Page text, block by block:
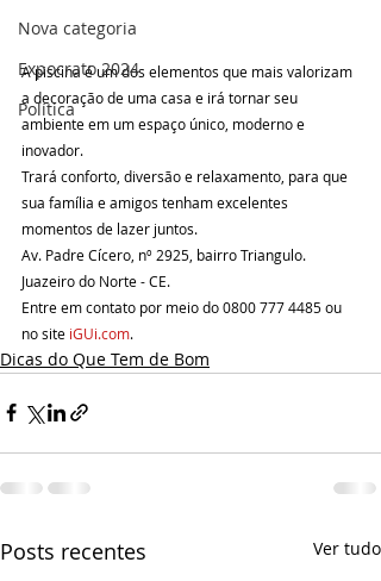
Nova categoria
Expocrato 2024
Política
A piscina é um dos elementos que mais valorizam
a decoração de uma casa e irá tornar seu
ambiente em um espaço único, moderno e
inovador.
Trará conforto, diversão e relaxamento, para que
sua família e amigos tenham excelentes
momentos de lazer juntos.
Av. Padre Cícero, nº 2925, bairro Triangulo.
Juazeiro do Norte - CE.
Entre em contato por meio do 0800 777 4485 ou
no site iGUi.com.
Dicas do Que Tem de Bom
Posts recentes Ver tudo